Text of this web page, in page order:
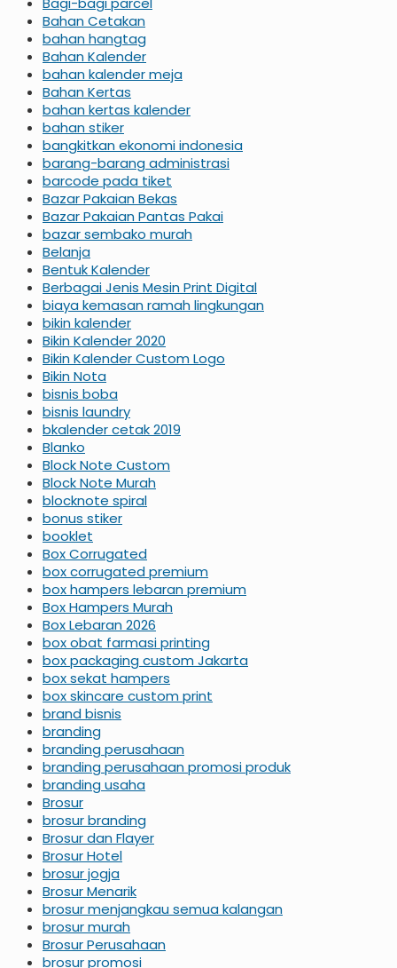
Bahan Cetakan
bahan hangtag
Bahan Kalender
bahan kalender meja
Bahan Kertas
bahan kertas kalender
bahan stiker
bangkitkan ekonomi indonesia
barang-barang administrasi
barcode pada tiket
Bazar Pakaian Bekas
Bazar Pakaian Pantas Pakai
bazar sembako murah
Belanja
Bentuk Kalender
Berbagai Jenis Mesin Print Digital
biaya kemasan ramah lingkungan
bikin kalender
Bikin Kalender 2020
Bikin Kalender Custom Logo
Bikin Nota
bisnis boba
bisnis laundry
bkalender cetak 2019
Blanko
Block Note Custom
Block Note Murah
blocknote spiral
bonus stiker
booklet
Box Corrugated
box corrugated premium
box hampers lebaran premium
Box Hampers Murah
Box Lebaran 2026
box obat farmasi printing
box packaging custom Jakarta
box sekat hampers
box skincare custom print
brand bisnis
branding
branding perusahaan
branding perusahaan promosi produk
branding usaha
Brosur
brosur branding
Brosur dan Flayer
Brosur Hotel
brosur jogja
Brosur Menarik
brosur menjangkau semua kalangan
brosur murah
Brosur Perusahaan
brosur promosi